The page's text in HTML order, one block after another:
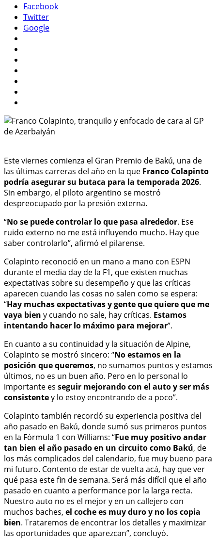
Facebook
Twitter
Google
Este viernes comienza el Gran Premio de Bakú, una de
las últimas carreras del año en la que Franco Colapinto
podría asegurar su butaca para la temporada 2026.
Sin embargo, el piloto argentino se mostró
despreocupado por la presión externa.
“No se puede controlar lo que pasa alrededor. Ese
ruido externo no me está influyendo mucho. Hay que
saber controlarlo”, afirmó el pilarense.
Colapinto reconoció en un mano a mano con ESPN
durante el media day de la F1, que existen muchas
expectativas sobre su desempeño y que las críticas
aparecen cuando las cosas no salen como se espera:
“Hay muchas expectativas y gente que quiere que me
vaya bien y cuando no sale, hay críticas. Estamos
intentando hacer lo máximo para mejorar”.
En cuanto a su continuidad y la situación de Alpine,
Colapinto se mostró sincero: “No estamos en la
posición que queremos, no sumamos puntos y estamos
últimos, no es un buen año. Pero en lo personal lo
importante es seguir mejorando con el auto y ser más
consistentey lo estoy encontrando de a poco”.
Colapinto también recordó su experiencia positiva del
año pasado en Bakú, donde sumó sus primeros puntos
en la Fórmula 1 con Williams: “Fue muy positivo andar
tan bien el año pasado en un circuito como Bakú, de
los más complicados del calendario, fue muy bueno para
mi futuro. Contento de estar de vuelta acá, hay que ver
qué pasa este fin de semana. Será más difícil que el año
pasado en cuanto a performance por la larga recta.
Nuestro auto no es el mejor y en un callejero con
muchos baches, el coche es muy duro y no los copia
bien. Trataremos de encontrar los detalles y maximizar
las oportunidades que aparezcan”, concluyó.